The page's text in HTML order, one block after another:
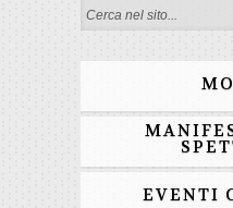
Form di
EVENTI